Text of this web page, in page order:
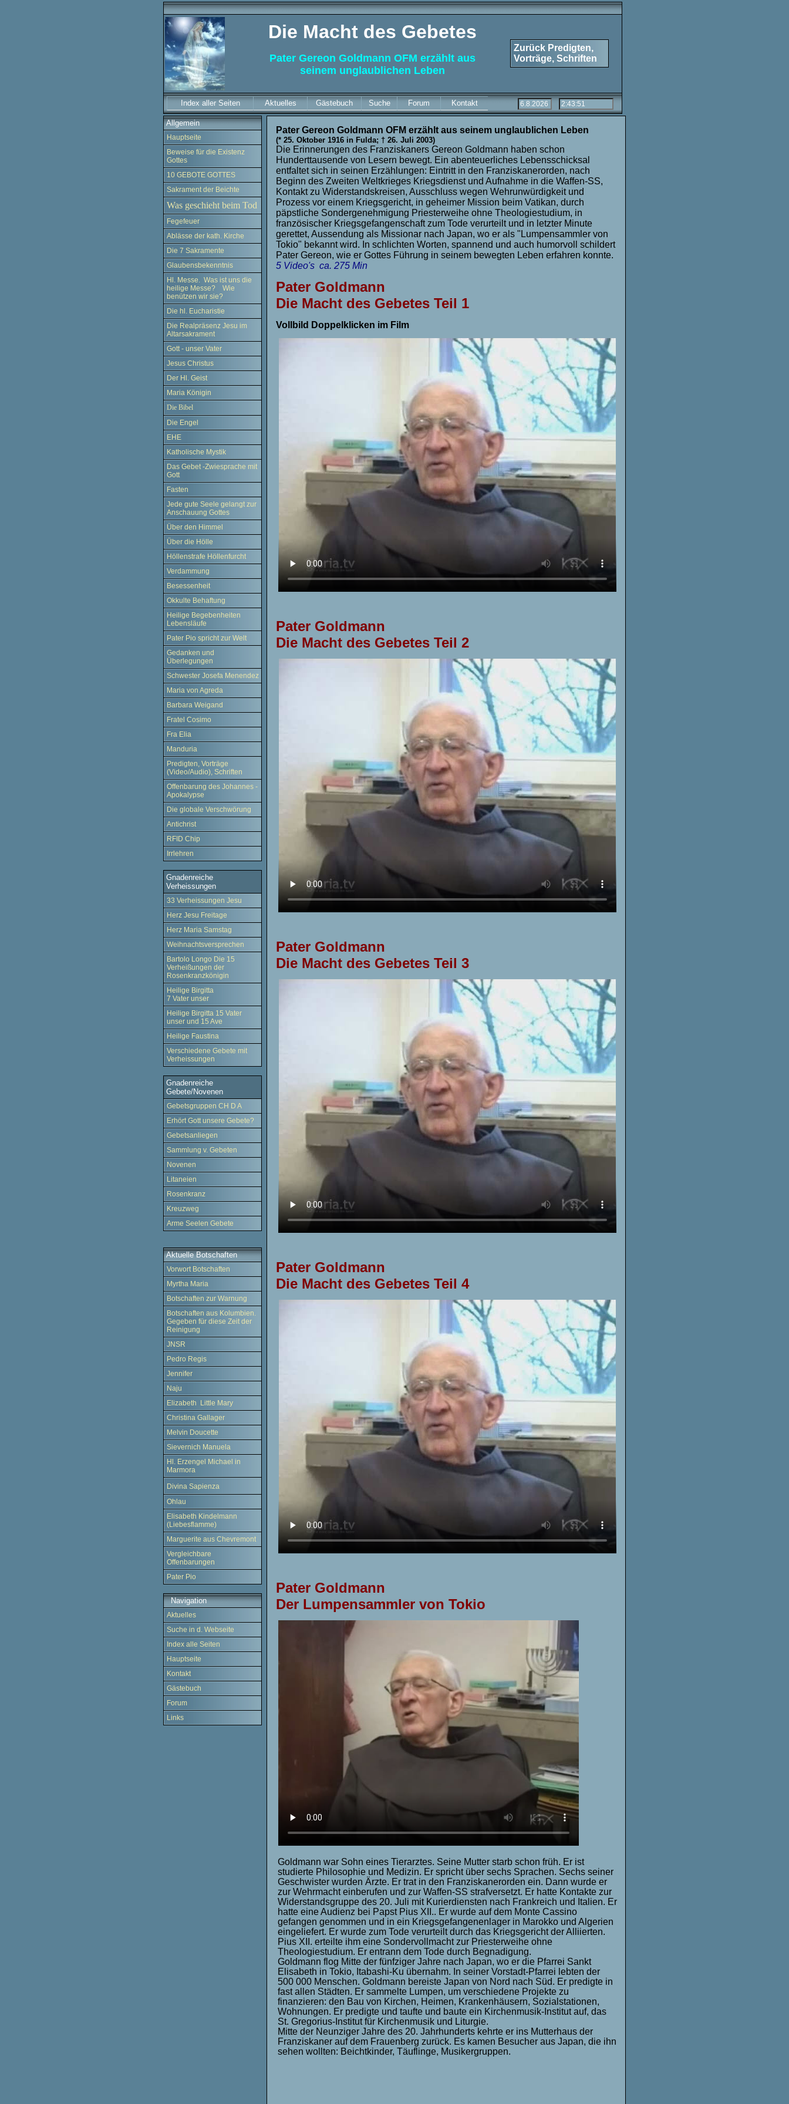
Die Macht des Gebetes
Pater Gereon Goldmann OFM erzählt aus
seinem unglaublichen Leben
Zurück Predigten,
Vorträge, Schriften
Index aller Seiten Aktuelles Gästebuch Suche Forum Kontakt
Allgemein
Hauptseite
Beweise für die Existenz
Gottes
10 GEBOTE GOTTES
Sakrament der Beichte
Was geschieht beim Tod
Fegefeuer
Ablässe der kath. Kirche
Die 7 Sakramente
Glaubensbekenntnis
Hl. Messe. Was ist uns die
heilige Messe? Wie
benützen wir sie?
Die hl. Eucharistie
Die Realpräsenz Jesu im
Altarsakrament
Gott - unser Vater
Jesus Christus
Der Hl. Geist
Maria Königin
Die Bibel
Die Engel
EHE
Katholische Mystik
Das Gebet -Zwiesprache mit
Gott
Fasten
Jede gute Seele gelangt zur
Anschauung Gottes
Über den Himmel
Über die Hölle
Höllenstrafe Höllenfurcht
Verdammung
Besessenheit
Okkulte Behaftung
Heilige Begebenheiten
Lebensläufe
Pater Pio spricht zur Welt
Gedanken und
Überlegungen
Schwester Josefa Menendez
Maria von Agreda
Barbara Weigand
Fratel Cosimo
Fra Elia
Manduria
Predigten, Vorträge
(Video/Audio), Schriften
Offenbarung des Johannes -
Apokalypse
Die globale Verschwörung
Antichrist
RFID Chip
Irrlehren
Gnadenreiche
Verheissungen
33 Verheissungen Jesu
Herz Jesu Freitage
Herz Maria Samstag
Weihnachtsversprechen
Bartolo Longo Die 15
Verheißungen der
Rosenkranzkönigin
Heilige Birgitta
7 Vater unser
Heilige Birgitta 15 Vater
unser und 15 Ave
Heilige Faustina
Verschiedene Gebete mit
Verheissungen
Gnadenreiche
Gebete/Novenen
Gebetsgruppen CH D A
Erhört Gott unsere Gebete?
Gebetsanliegen
Sammlung v. Gebeten
Novenen
Litaneien
Rosenkranz
Kreuzweg
Arme Seelen Gebete
Aktuelle Botschaften
Vorwort Botschaften
Myrtha Maria
Botschaften zur Warnung
Botschaften aus Kolumbien.
Gegeben für diese Zeit der
Reinigung
JNSR
Pedro Regis
Jennifer
Naju
Elizabeth Little Mary
Christina Gallager
Melvin Doucette
Sievernich Manuela
Hl. Erzengel Michael in
Marmora
Divina Sapienza
Ohlau
Elisabeth Kindelmann
(Liebesflamme)
Marguerite aus Chevremont
Vergleichbare
Offenbarungen
Pater Pio
Navigation
Aktuelles
Suche in d. Webseite
Index alle Seiten
Hauptseite
Kontakt
Gästebuch
Forum
Links
Pater Gereon Goldmann OFM erzählt aus seinem unglaublichen Leben
(* 25. Oktober 1916 in Fulda; † 26. Juli 2003)
Die Erinnerungen des Franziskaners Gereon Goldmann haben schon
Hunderttausende von Lesern bewegt. Ein abenteuerliches Lebensschicksal
entfaltet sich in seinen Erzählungen: Eintritt in den Franziskanerorden, nach
Beginn des Zweiten Weltkrieges Kriegsdienst und Aufnahme in die Waffen-SS,
Kontakt zu Widerstandskreisen, Ausschluss wegen Wehrunwürdigkeit und
Prozess vor einem Kriegsgericht, in geheimer Mission beim Vatikan, durch
päpstliche Sondergenehmigung Priesterweihe ohne Theologiestudium, in
französischer Kriegsgefangenschaft zum Tode verurteilt und in letzter Minute
gerettet, Aussendung als Missionar nach Japan, wo er als "Lumpensammler von
Tokio" bekannt wird. In schlichten Worten, spannend und auch humorvoll schildert
Pater Gereon, wie er Gottes Führung in seinem bewegten Leben erfahren konnte.
5 Video's ca. 275 Min
Pater Goldmann
Die Macht des Gebetes Teil 1
Vollbild Doppelklicken im Film
Pater Goldmann
Die Macht des Gebetes Teil 2
Pater Goldmann
Die Macht des Gebetes Teil 3
Pater Goldmann
Die Macht des Gebetes Teil 4
Pater Goldmann
Der Lumpensammler von Tokio
Goldmann war Sohn eines Tierarztes. Seine Mutter starb schon früh. Er ist
studierte Philosophie und Medizin. Er spricht über sechs Sprachen. Sechs seiner
Geschwister wurden Ärzte. Er trat in den Franziskanerorden ein. Dann wurde er
zur Wehrmacht einberufen und zur Waffen-SS strafversetzt. Er hatte Kontakte zur
Widerstandsgruppe des 20. Juli mit Kurierdiensten nach Frankreich und Italien. Er
hatte eine Audienz bei Papst Pius XII.. Er wurde auf dem Monte Cassino
gefangen genommen und in ein Kriegsgefangenenlager in Marokko und Algerien
eingeliefert. Er wurde zum Tode verurteilt durch das Kriegsgericht der Alliierten.
Pius XII. erteilte ihm eine Sondervollmacht zur Priesterweihe ohne
Theologiestudium. Er entrann dem Tode durch Begnadigung.
Goldmann flog Mitte der fünfziger Jahre nach Japan, wo er die Pfarrei Sankt
Elisabeth in Tokio, Itabashi-Ku übernahm. In seiner Vorstadt-Pfarrei lebten der
500 000 Menschen. Goldmann bereiste Japan von Nord nach Süd. Er predigte in
fast allen Städten. Er sammelte Lumpen, um verschiedene Projekte zu
finanzieren: den Bau von Kirchen, Heimen, Krankenhäusern, Sozialstationen,
Wohnungen. Er predigte und taufte und baute ein Kirchenmusik-Institut auf, das
St. Gregorius-Institut für Kirchenmusik und Liturgie.
Mitte der Neunziger Jahre des 20. Jahrhunderts kehrte er ins Mutterhaus der
Franziskaner auf dem Frauenberg zurück. Es kamen Besucher aus Japan, die ihn
sehen wollten: Beichtkinder, Täuflinge, Musikergruppen.